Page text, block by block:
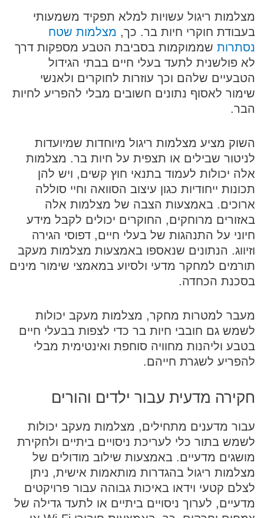
מצלמות ריגול עשויות למלא תפקיד משמעותי
בעבודת חוקרי חיות בר. כך, מצלמות שטח
נסתרותשממוקמות בסביבת הטבע מספקות דרך
לא פולשנית לתעד בעלי חיים בבתי הגידול
הטבעיים שלהם וכך עוזרות לחוקרים ולאנשי
שימור לאסוף נתונים חשובים מבלי להפריע לחיות
הבר.
השוק מציע מצלמות ריגול מיוחדות שמיועדות
לניטור שבילים או תצפית על חיות בר. מצלמות
אלה יכולות לעמוד בתנאי חוץ קשים, ויש להן
תכונות ייחודיות כגון עיצוב הסוואה וחיי סוללה
ארוכים. באמצעות הצבה של מצלמות אלה
באזורים מרוחקים, החוקרים יכולים לקבל מידע
חיוני על התנהגות של בעלי חיים, דפוסי הגירה
וזיווג. הנתונים שנאספו באמצעות מצלמות מעקב
תורמים למחקר מדעי ולסיוע במאמצי שימור מינים
בסכנת הכחדה.
מעבר למטרות מחקר, מצלמות מעקב יכולות
לשמש גם חובבי חיות בר כדי לצפות בבעלי חיים
בטבע וליהנות מחוויה סוחפת ואינטימית מבלי
להפריע לשגרת חייהם.
חקירה מדעית עבור ילדים והורים
עבור מדענים מתחילים, מצלמות מעקב יכולות
לשמש בתור כלי לעריכת ניסויים ביתיים ולחקירת
מושגים מדעיים. באמצעות שילוב מודולים של
מצלמות ריגול בהגדרות מותאמות אישית, ניתן
לצלם קטעי וידאו באיכות גבוהה עבור פרויקטים
מדעיים, לערוך ניסויים ביתיים או לתעד גדילה של